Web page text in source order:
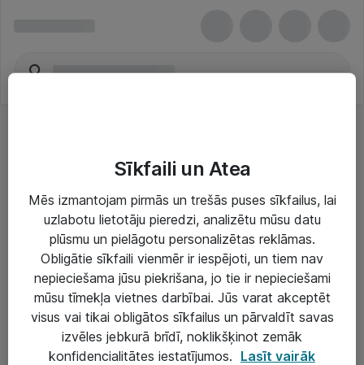
Risinājumi & Pakalpojumi
IT serviss un atbalsts
IT infrastruktūra
Darba vietu IT risinājumi
Serveri un datu centri
Sīkfaili un Atea
Mēs izmantojam pirmās un trešās puses sīkfailus, lai
uzlabotu lietotāju pieredzi, analizētu mūsu datu
plūsmu un pielāgotu personalizētas reklāmas.
Obligātie sīkfaili vienmēr ir iespējoti, un tiem nav
nepieciešama jūsu piekrišana, jo tie ir nepieciešami
mūsu tīmekļa vietnes darbībai. Jūs varat akceptēt
visus vai tikai obligātos sīkfailus un pārvaldīt savas
izvēles jebkurā brīdī, noklikšķinot zemāk
konfidencialitātes iestatījumos. Lasīt vairāk